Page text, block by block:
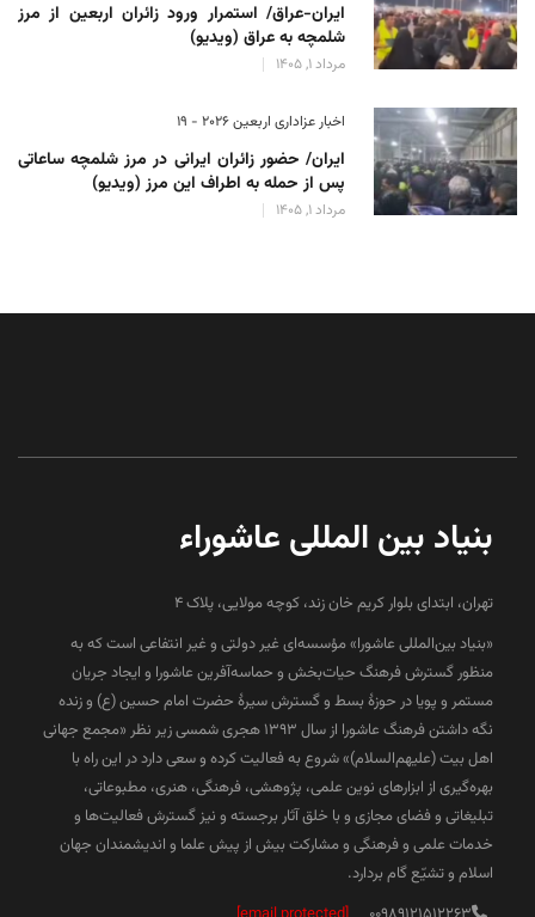
ایران-عراق/ استمرار ورود زائران اربعین از مرز
شلمچه به عراق (ویدیو)
مرداد 1, 1405
اخبار عزاداری اربعین ۲۰۲۶ - 19
ایران/ حضور زائران ایرانی در مرز شلمچه ساعاتی
پس از حمله به اطراف این مرز (ویدیو)
مرداد 1, 1405
بنیاد بین المللی عاشوراء
تهران، ابتدای بلوار کریم خان زند، کوچه مولایی، پلاک 4
«بنیاد بین‌المللی عاشورا» مؤسسه‌ای غیر دولتی و غیر انتفاعی است که به
منظور گسترش فرهنگ حیات‌بخش و حماسه‌آفرین عاشورا و ایجاد جریان
مستمر و پویا در حوزۀ بسط و گسترش سیرۀ حضرت امام حسین (ع) و زنده
نگه داشتن فرهنگ عاشورا از سال ۱۳۹۳ هجری شمسی زیر نظر «مجمع جهانی
اهل بیت (علیهم‌السلام)» شروع به فعالیت کرده و سعی دارد در این راه با
بهره‌گیری از ابزارهای نوین علمی، پژوهشی، فرهنگی، هنری، مطبوعاتی،
تبلیغاتی و فضای مجازی و با خلق آثار برجسته و نیز گسترش فعالیت‌ها و
خدمات علمی و فرهنگی و مشارکت بیش از پیش علما و اندیشمندان جهان
اسلام و تشیّع گام بردارد.